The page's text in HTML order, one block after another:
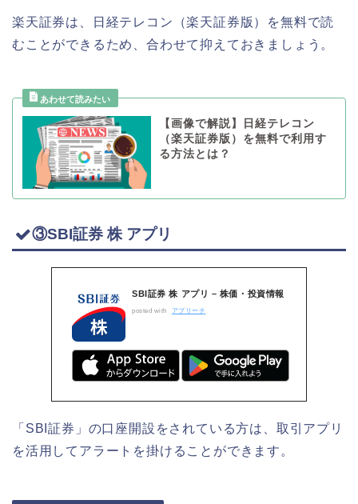
楽天証券は、日経テレコン（楽天証券版）を無料で読
むことができるため、合わせて抑えておきましょう。
【画像で解説】日経テレコン
（楽天証券版）を無料で利用す
る方法とは？
③SBI証券 株 アプリ
SBI証券 株 アプリ – 株価・投資情報
posted with アプリーチ
「SBI証券」の口座開設をされている方は、取引アプリ
を活用してアラートを掛けることができます。